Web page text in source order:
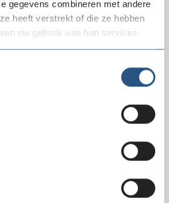
gegevens combineren met andere
heeft verstrekt of die ze hebben
uw gebruik van hun services.